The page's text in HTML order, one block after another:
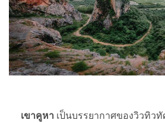
เขาคูหา เป็นบรรยากาศของวิวทิว